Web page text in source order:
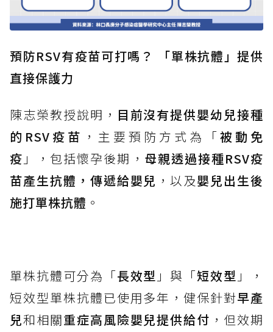
預防RSV有疫苗可打嗎？ 「單株抗體」提供
直接保護力
陳志榮教授說明， 目前沒有提供嬰幼兒接種
的RSV疫苗 ，主要預防方式為「被動免
疫 」，包括懷孕後期， 母親透過接種RSV疫
苗產生抗體，傳遞給嬰兒 ，以及嬰兒出生後
施打單株抗體 。
單株抗體可分為「長效型 」與「短效型 」，
短效型單株抗體已使用多年，健保針對早產
兒和相關重症高風險嬰兒提供給付 ，但效期